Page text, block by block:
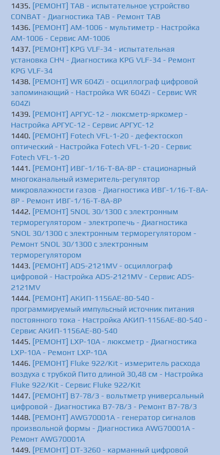
[РЕМОНТ] TAB - испытательное устройство
CONBAT - Диагностика TAB - Ремонт TAB
[РЕМОНТ] АМ-1006 - мультиметр - Настройка
АМ-1006 - Сервис АМ-1006
[РЕМОНТ] KPG VLF-34 - испытательная
установка СНЧ - Диагностика KPG VLF-34 - Ремонт
KPG VLF-34
[РЕМОНТ] WR 604Zi - осциллограф цифровой
запоминающий - Настройка WR 604Zi - Сервис WR
604Zi
[РЕМОНТ] АРГУС-12 - люксметр-яркомер -
Настройка АРГУС-12 - Сервис АРГУС-12
[РЕМОНТ] Fotech VFL-1-20 - дефектоскоп
оптический - Настройка Fotech VFL-1-20 - Сервис
Fotech VFL-1-20
[РЕМОНТ] ИВГ-1/16-Т-8A-8Р - стационарный
многоканальный измеритель-регулятор
микровлажности газов - Диагностика ИВГ-1/16-Т-8A-
8Р - Ремонт ИВГ-1/16-Т-8A-8Р
[РЕМОНТ] SNOL 30/1300 с электронным
терморегулятором - электропечь - Диагностика
SNOL 30/1300 с электронным терморегулятором -
Ремонт SNOL 30/1300 с электронным
терморегулятором
[РЕМОНТ] ADS-2121MV - осциллограф
цифровой - Настройка ADS-2121MV - Сервис ADS-
2121MV
[РЕМОНТ] АКИП-1156АЕ-80-540 -
программируемый импульсный источник питания
постоянного тока - Настройка АКИП-1156АЕ-80-540 -
Сервис АКИП-1156АЕ-80-540
[РЕМОНТ] LXP-10A - люксметр - Диагностика
LXP-10A - Ремонт LXP-10A
[РЕМОНТ] Fluke 922/Kit - измеритель расхода
воздуха с трубкой Пито длиной 30,48 см - Настройка
Fluke 922/Kit - Сервис Fluke 922/Kit
[РЕМОНТ] В7-78/3 - вольтметр универсальный
цифровой - Диагностика В7-78/3 - Ремонт В7-78/3
[РЕМОНТ] AWG70001A - генератор сигналов
произвольной формы - Диагностика AWG70001A -
Ремонт AWG70001A
[РЕМОНТ] DT-3260 - карманный цифровой